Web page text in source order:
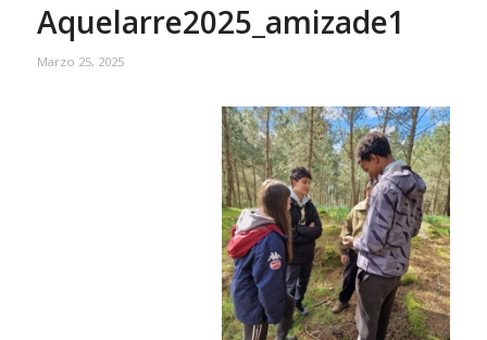
Aquelarre2025_amizade1
Marzo 25, 2025